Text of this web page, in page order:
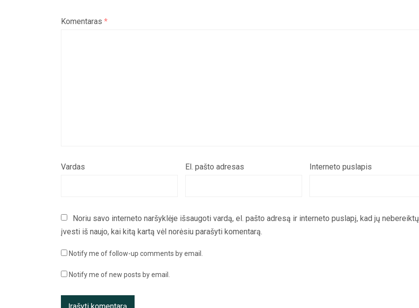
Komentaras*
Vardas El. pašto adresas Interneto puslapis
Noriu savo interneto naršyklėje išsaugoti vardą, el. pašto adresą ir interneto puslapį, kad jų nebereiktų
įvesti iš naujo, kai kitą kartą vėl norėsiu parašyti komentarą.
Notify me of follow-up comments by email.
Notify me of new posts by email.